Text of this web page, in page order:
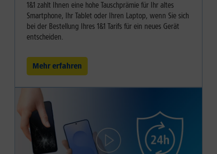
1&1 zahlt Ihnen eine hohe Tauschprämie für Ihr altes
Smartphone, Ihr Tablet oder Ihren Laptop, wenn Sie sich
bei der Bestellung Ihres 1&1 Tarifs für ein neues Gerät
entscheiden.
Mehr erfahren